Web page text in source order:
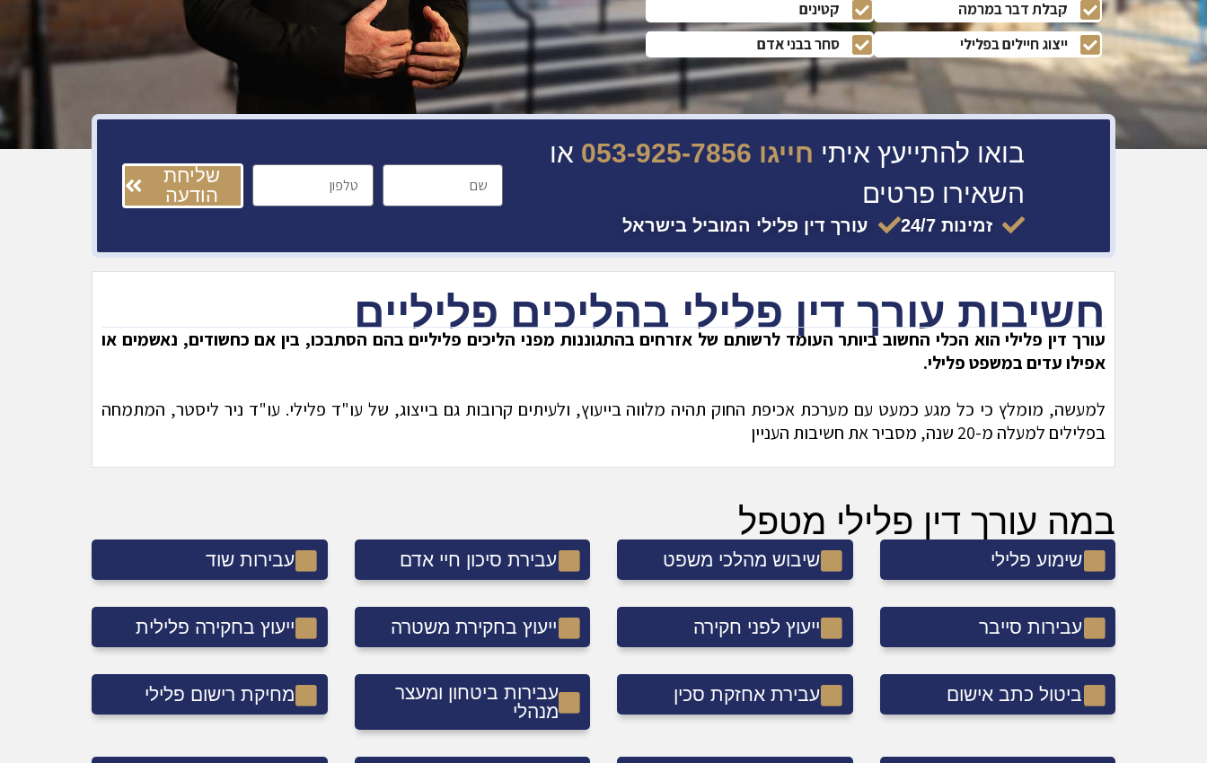
קבלת דבר במרמה
קטינים
ייצוג חיילים בפלילי
סחר בבני אדם
בואו להתייעץ איתי חייגו 053-925- 7856
או
השאירו פרטים
זמינות 24/7 עורך דין פלילי המוביל בישראל
שליחת
הודעה
חשיבות עורך דין פלילי בהליכים פליליים
עורך דין פלילי הוא הכלי החשוב ביותר העומד לרשותם של אזרחים בהתגוננות מפני הליכים פליליים בהם הסתבכו, בין אם כחשודים, נאשמים או
אפילו עדים במשפט פלילי.
למעשה, מומלץ כי כל מגע כמעט עם מערכת אכיפת החוק תהיה מלווה בייעוץ, ולעיתים קרובות גם בייצוג, של עו"ד פלילי. עו"ד ניר ליסטר, המתמחה
בפלילים למעלה מ-20 שנה, מסביר את חשיבות העניין
במה עורך דין פלילי מטפל
שימוע פלילי שיבוש מהלכי משפט עבירת סיכון חיי אדם עבירות שוד
עבירות סייבר ייעוץ לפני חקירה ייעוץ בחקירת משטרה ייעוץ בחקירה פלילית
ביטול כתב אישום עבירת אחזקת סכין
עבירות ביטחון ומעצר
מנהלי
מחיקת רישום פלילי